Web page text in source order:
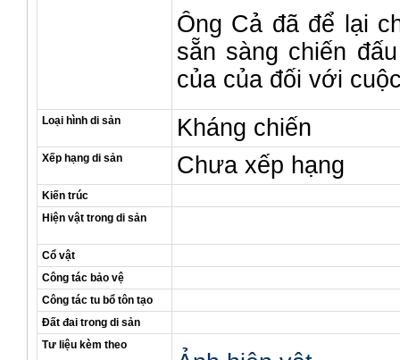
Ông Cả đã để lại
sẵn sàng chiến
của của đối với
Loại hình di sản Kháng chiến
Xếp hạng di sản Chưa xếp hạng
Kiến trúc
Hiện vật trong di sản
Cổ vật
Công tác bảo vệ
Công tác tu bổ tôn tạo
Đất đai trong di sản
Tư liệu kèm theo